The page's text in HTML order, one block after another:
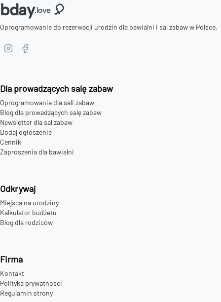
bday.love 🎈
Oprogramowanie do rezerwacji urodzin dla bawialni i sal zabaw w Polsce.
Dla prowadzących salę zabaw
Oprogramowanie dla sali zabaw
Blog dla prowadzących salę zabaw
Newsletter dla sal zabaw
Dodaj ogłoszenie
Cennik
Zaproszenia dla bawialni
Odkrywaj
Miejsca na urodziny
Kalkulator budżetu
Blog dla rodziców
Firma
Kontakt
Polityka prywatności
Regulamin strony